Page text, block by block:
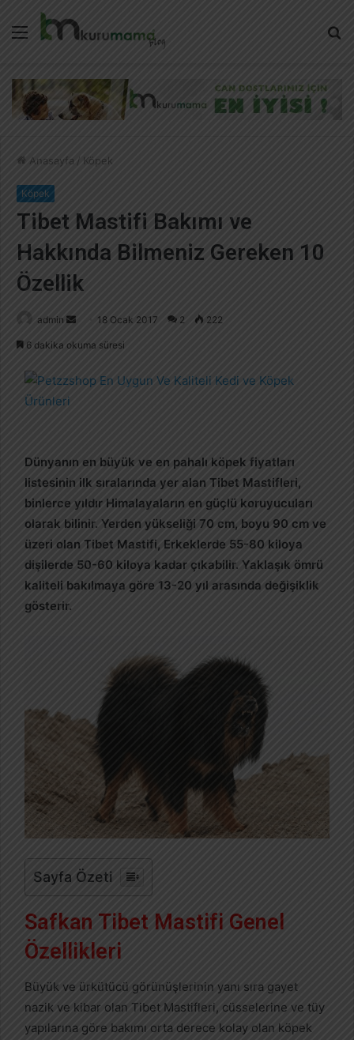
Menü
Anasayfa / Köpek
Köpek
Tibet Mastifi Bakımı ve
Hakkında Bilmeniz Gereken 10
Özellik
admin
e
a
g
ö
n
d
e
18 Ocak 2017 2 222
6 dakika okuma süresi
Dünyanın en büyük ve en pahalı köpek fiyatları
listesinin ilk sıralarında yer alan Tibet Mastifleri,
binlerce yıldır Himalayaların en güçlü koruyucuları
olarak bilinir. Yerden yükseliği 70 cm, boyu 90 cm ve
üzeri olan Tibet Mastifi, Erkeklerde 55-80 kiloya
dişilerde 50-60 kiloya kadar çıkabilir. Yaklaşık ömrü
kaliteli bakılmaya göre 13-20 yıl arasında değişiklik
gösterir.
Sayfa Özeti
Safkan Tibet Mastifi Genel
Özellikleri
Büyük ve ürkütücü görünüşlerinin yanı sıra gayet
nazik ve kibar olan Tibet Mastifleri, cüsselerine ve tüy
yapılarına göre bakımı orta derece kolay olan köpek